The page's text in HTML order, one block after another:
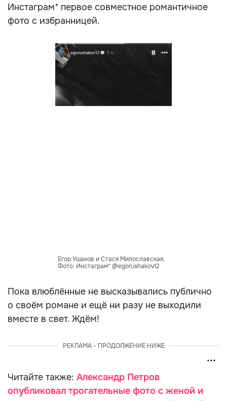
Инстаграм* первое совместное романтичное
фото с избранницей.
Егор Ушаков и Стася Милославская.
Фото: Инстаграм* @egorushakov12
Пока влюблённые не высказывались публично
о своём романе и ещё ни разу не выходили
вместе в свет. Ждём!
РЕКЛАМА - ПРОДОЛЖЕНИЕ НИЖЕ
Читайте также: Александр Петров
опубликовал трогательные фото с женой и